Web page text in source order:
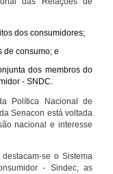
dos consumidores;
de consumo; e
dos membros do
- SNDC.
Política Nacional de
Senacon está voltada
nacional e interesse
se o Sistema
- Sindec, as